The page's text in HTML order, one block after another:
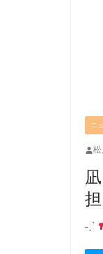
ニ
˗ˏˋ